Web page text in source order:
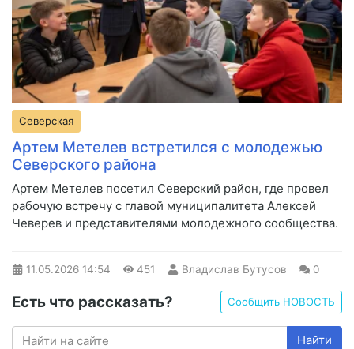
Северская
Артем Метелев встретился с молодежью
Северского района
Артем Метелев посетил Северский район, где провел
рабочую встречу с главой муниципалитета Алексей
Чеверев и представителями молодежного сообщества.
11.05.2026 14:54 451 Владислав Бутусов 0
Есть что рассказать? Сообщить НОВОСТЬ
Найти